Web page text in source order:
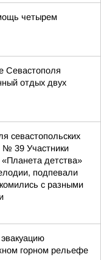
четырем
Севастополя
отдых двух
севастопольских
№ 39 Участники
детства»
подпевали
с разными
горном рельефе